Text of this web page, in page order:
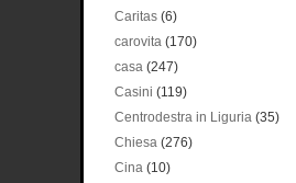
Caritas (6)
carovita (170)
casa (247)
Casini (119)
Centrodestra in Liguria (35)
Chiesa (276)
Cina (10)